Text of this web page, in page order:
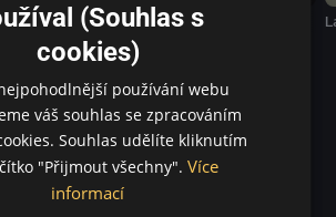
Kříž cti
Perské lekce
Životopisný / Drama / Historický
v Berlíně členkou protinacistické
(Souhlas s
cookies)
používání webu
váš souhlas se zpracováním
Souhlas udělíte kliknutím
"Přijmout všechny". Více
informací